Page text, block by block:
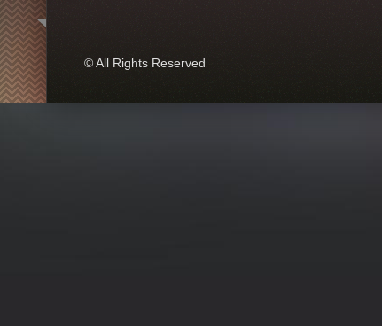
© All Rights Reserved